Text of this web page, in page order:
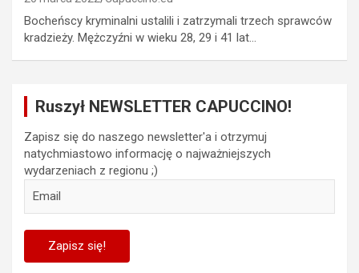
Bocheńscy kryminalni ustalili i zatrzymali trzech sprawców
kradzieży. Mężczyźni w wieku 28, 29 i 41 lat…
Ruszył NEWSLETTER CAPUCCINO!
Zapisz się do naszego newsletter'a i otrzymuj
natychmiastowo informację o najważniejszych
wydarzeniach z regionu ;)